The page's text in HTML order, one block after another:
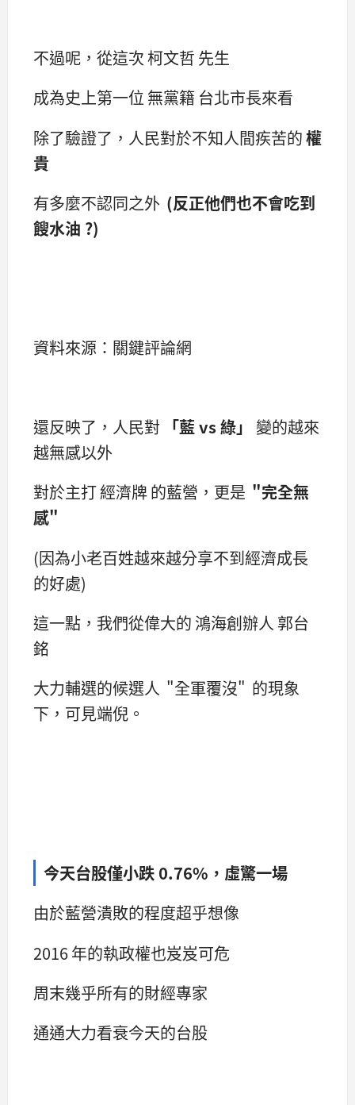
不過呢，從這次 柯文哲 先生
成為史上第一位 無黨籍 台北市長來看
除了驗證了，人民對於不知人間疾苦的權
貴
有多麼不認同之外 (反正他們也不會吃到
餿水油 ?)
資料來源：關鍵評論網
還反映了，人民對 「藍 vs 綠」 變的越來
越無感以外
對於主打 經濟牌 的藍營，更是 "完全無
感"
(因為小老百姓越來越分享不到經濟成長
的好處)
這一點，我們從偉大的 鴻海創辦人 郭台
銘
大力輔選的候選人 "全軍覆沒" 的現象
下，可見端倪。
今天台股僅小跌 0.76%，虛驚一場
由於藍營潰敗的程度超乎想像
2016 年的執政權也岌岌可危
周末幾乎所有的財經專家
通通大力看衰今天的台股